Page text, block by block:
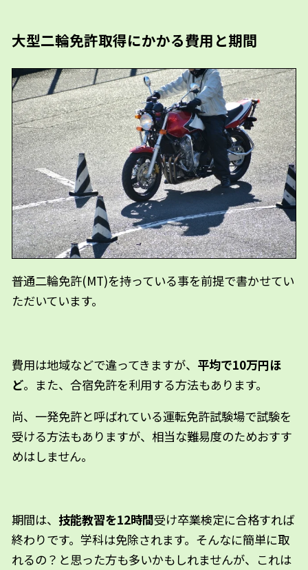
大型二輪免許取得にかかる費用と期間
普通二輪免許(MT)を持っている事を前提で書かせてい
ただいています。
費用は地域などで違ってきますが、 平均で10万円ほ
ど。また、合宿免許を利用する方法もあります。
尚、一発免許と呼ばれている運転免許試験場で試験を
受ける方法もありますが、相当な難易度のためおすす
めはしません。
期間は、技能教習を12時間受け卒業検定に合格すれば
終わりです。学科は免除されます。そんなに簡単に取
れるの？と思った方も多いかもしれませんが、これは